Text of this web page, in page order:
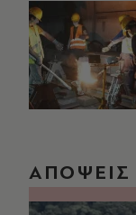
ΑΠΟΨΕΙΣ